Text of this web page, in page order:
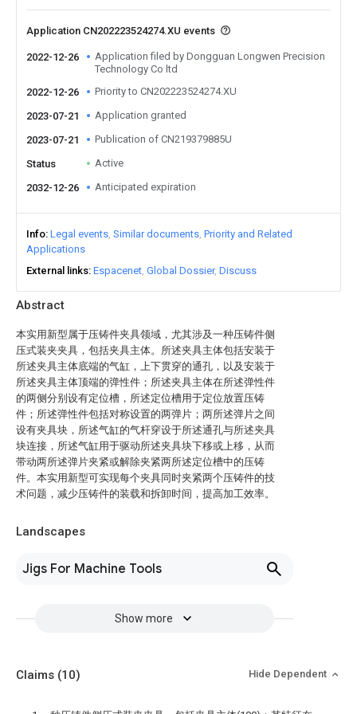
Abstract
本实用新型属于压铸件夹具领域，尤其涉及一种压铸件侧
压式装夹夹具，包括夹具主体。所述夹具主体包括安装于
所述夹具主体底端的气缸，上下贯穿的通孔，以及安装于
所述夹具主体顶端的弹性件；所述夹具主体在所述弹性件
的两侧分别设有定位槽，所述定位槽用于定位放置压铸
件；所述弹性件包括对称设置的两弹片；两所述弹片之间
设有夹具块，所述气缸的气杆穿设于所述通孔与所述夹具
块连接，所述气缸用于驱动所述夹具块下移或上移，从而
带动两所述弹片夹紧或解除夹紧两所述定位槽中的压铸
件。本实用新型可实现每个夹具同时夹紧两个压铸件的技
术问题，减少压铸件的装载和拆卸时间，提高加工效率。
Landscapes
Jigs For Machine Tools
Show more
Application CN202223524274.XU events
2022-12-26
Application filed by Dongguan Longwen Precision
Technology Co ltd
2022-12-26
Priority to CN202223524274.XU
2023-07-21 Application granted
2023-07-21 Publication of CN219379885U
Status Active
2032-12-26 Anticipated expiration
Info Legal events Similar documents Priority and Related
Applications
External links Espacenet Global Dossier Discuss
Claims (10) Hide Dependent